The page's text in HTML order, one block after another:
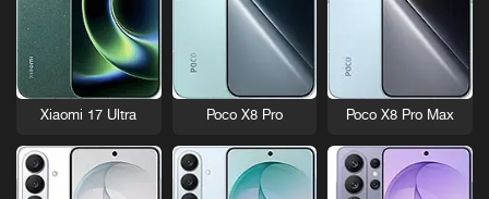
Poco X8 Pro Max
Poco X8 Pro
Xiaomi 17 Ultra